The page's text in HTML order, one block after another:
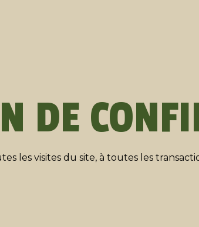
DE
les visites du site, à toutes les